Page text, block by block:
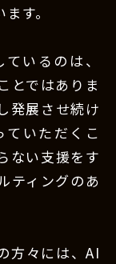
す。
いるのは、
とではありま
発展させ続け
いただくこ
ない支援をす
ティングのあ
方々には、AI